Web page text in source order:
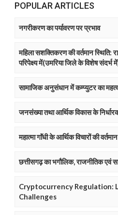
POPULAR ARTICLES
नगरीकरण का पर्यावरण पर प्रभाव
महिला सशक्तिकरण की वर्तमान
परिपेक्ष्य में(उमरिया जिले के विशेष संदर्भ
सामाजिक अनुसंधान में कम्प्युटर का
जनसंख्या तथा आर्थिक विकास के
महात्मा गाॅंधी के आर्थिक विचारों की
छत्तीसगढ़ का भगौलिक, राजनीतिक एवं
Cryptocurrency Regulation:
Challenges